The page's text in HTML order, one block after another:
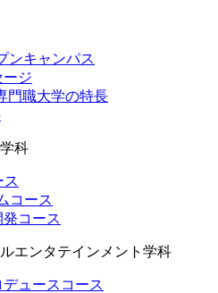
ンキャンパス
ージ
門職大学の特長
科
ス
コース
発コース
エンタテインメント学科
ュースコース